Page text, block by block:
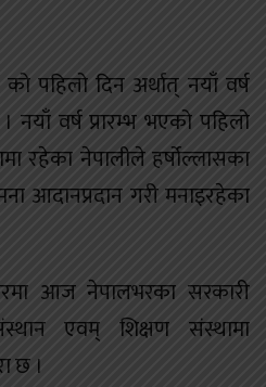
पहिलो दिन अर्थात् नयाँ वर्ष
वर्ष प्रारम्भ भएको पहिलो
रहेका नेपालीले हर्षोल्लासका
गरी मनाइरहेका
आज नेपालभरका सरकारी
एवम् शिक्षण संस्थामा
छ ।